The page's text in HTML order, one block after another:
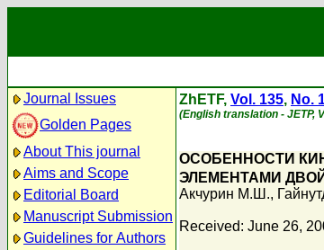
Journal Issues
Golden Pages
About This journal
Aims and Scope
Editorial Board
Manuscript Submission
Guidelines for Authors
ZhETF, Vol. 135, No.
(English translation - JETP,
ОСОБЕННОСТИ
ЭЛЕМЕНТАМИ
Акчурин М.Ш.,
Received: June 26,